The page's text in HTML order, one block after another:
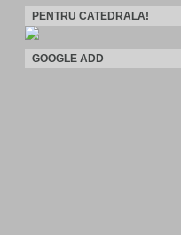
PENTRU CATEDRALA!
GOOGLE ADD